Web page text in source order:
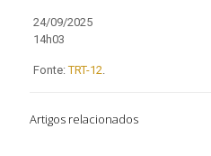
24/09/2025
14h03
Fonte:TRT-12.
Artigos relacionados